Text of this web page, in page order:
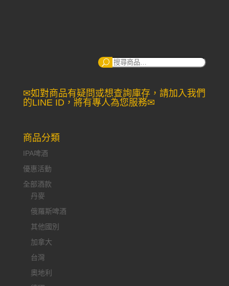
搜
✉如對商品有疑問或想查詢庫存，請加入我們
的LINE ID，將有專人為您服務✉
商品分類
IPA啤酒
優惠活動
全部酒款
丹麥
俄羅斯啤酒
其他國別
加拿大
台灣
奧地利